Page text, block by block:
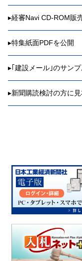
▸経審Navi CD-ROM販
▸特集紙面PDFを公開
▸｢建設メール｣のサン
▸新聞購読検討の方に見